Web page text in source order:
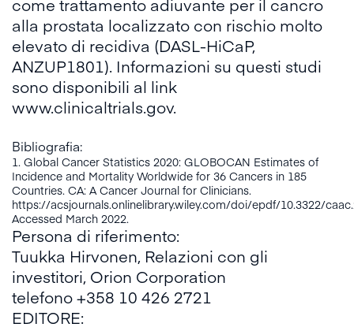
come trattamento adiuvante per il cancro
alla prostata localizzato con rischio molto
elevato di recidiva (DASL-HiCaP,
ANZUP1801). Informazioni su questi studi
sono disponibili al link
www.clinicaltrials.gov.
Bibliografia:
1. Global Cancer Statistics 2020: GLOBOCAN Estimates of
Incidence and Mortality Worldwide for 36 Cancers in 185
Countries. CA: A Cancer Journal for Clinicians.
https://acsjournals.onlinelibrary.wiley.com/doi/epdf/10.3322/
Accessed March 2022.
Persona di riferimento:
Tuukka Hirvonen, Relazioni con gli
investitori, Orion Corporation
telefono +358 10 426 2721
EDITORE: